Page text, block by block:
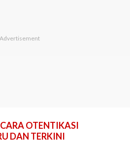
OTENTIKASI
DAN TERKINI